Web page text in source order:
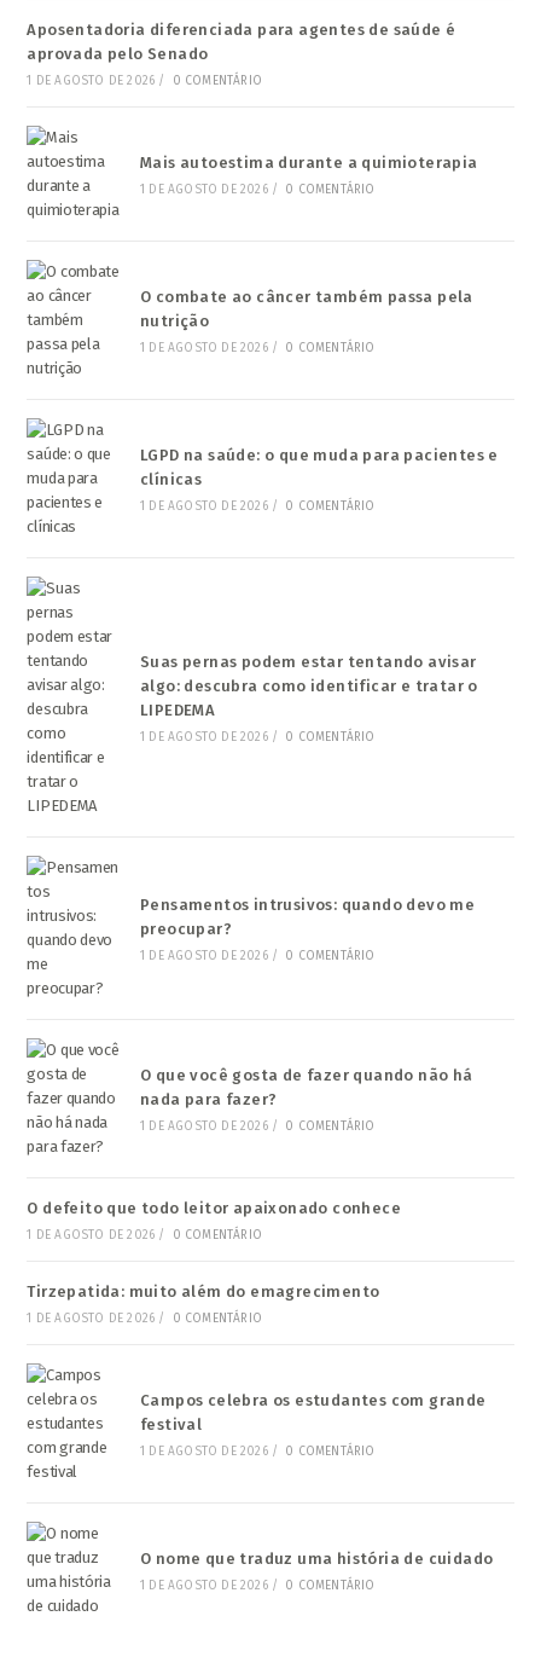
Aposentadoria diferenciada para agentes de saúde é
aprovada pelo Senado
1 DE AGOSTO DE 2026 / 0 COMENTÁRIO
Mais autoestima durante a quimioterapia
1 DE AGOSTO DE 2026 / 0 COMENTÁRIO
O combate ao câncer também passa pela
nutrição
1 DE AGOSTO DE 2026 / 0 COMENTÁRIO
LGPD na saúde: o que muda para pacientes e
clínicas
1 DE AGOSTO DE 2026 / 0 COMENTÁRIO
Suas pernas podem estar tentando avisar
algo: descubra como identificar e tratar o
LIPEDEMA
1 DE AGOSTO DE 2026 / 0 COMENTÁRIO
Pensamentos intrusivos: quando devo me
preocupar?
1 DE AGOSTO DE 2026 / 0 COMENTÁRIO
O que você gosta de fazer quando não há
nada para fazer?
1 DE AGOSTO DE 2026 / 0 COMENTÁRIO
O defeito que todo leitor apaixonado conhece
1 DE AGOSTO DE 2026 / 0 COMENTÁRIO
Tirzepatida: muito além do emagrecimento
1 DE AGOSTO DE 2026 / 0 COMENTÁRIO
Campos celebra os estudantes com grande
festival
1 DE AGOSTO DE 2026 / 0 COMENTÁRIO
O nome que traduz uma história de cuidado
1 DE AGOSTO DE 2026 / 0 COMENTÁRIO